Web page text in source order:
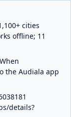
cities
offline; 11
the Audiala app
details?